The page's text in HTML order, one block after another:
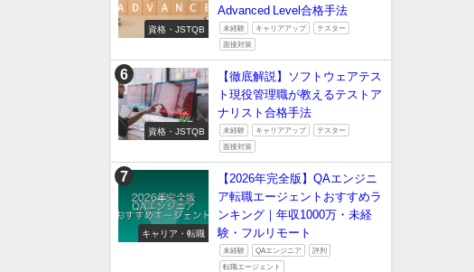
資格・JSTQB
Advanced Level合格手法
未経験 キャリアアップ テスター
面接対策
資格・JSTQB
【徹底解説】ソフトウェアテス
ト現役管理職が教えるテストア
ナリスト合格手法
未経験 キャリアアップ テスター
面接対策
キャリア・転職
【2026年完全版】QAエンジニ
ア転職エージェントおすすめラ
ンキング｜年収1000万・未経
験・フルリモート
未経験 QAエンジニア 評判
転職エージェント